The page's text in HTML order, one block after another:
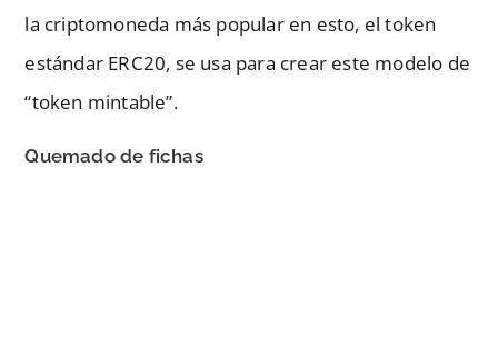
la criptomoneda más popular en esto, el token
estándar ERC20, se usa para crear este modelo de
“token mintable”.
Quemado de fichas